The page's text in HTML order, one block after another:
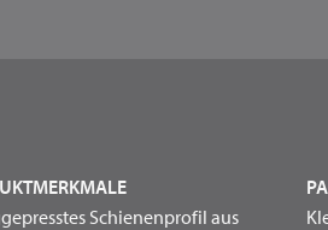
Schienenprofil aus